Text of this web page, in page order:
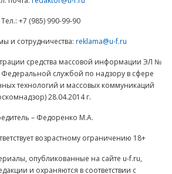
Тел.: +7 (985) 990-99-90
и сотрудничества: reklama@u-f.ru
средства массовой информации ЭЛ №
службой по надзору в сфере
технологий и массовых коммуникаций
28.04.2014 г.
– Федоренко М.А.
возрастному ограничению 18+
опубликованные на сайте u-f.ru,
и охраняются в соответствии с